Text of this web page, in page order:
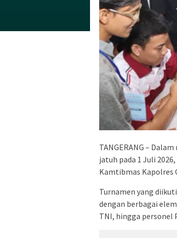
TANGERANG –
jatuh pada 1 Juli
Kamtibmas Kapolres
Turnamen yang
dengan berbagai
TNI, hingga personel